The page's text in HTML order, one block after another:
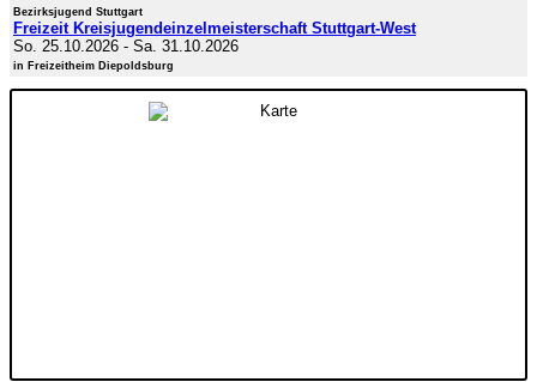
Bezirksjugend Stuttgart
Freizeit Kreisjugendeinzelmeisterschaft Stuttgart-West
So. 25.10.2026 - Sa. 31.10.2026
in Freizeitheim Diepoldsburg